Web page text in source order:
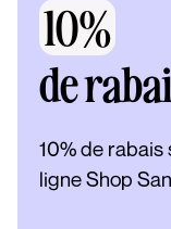
10%
de
10% de
ligne Shop